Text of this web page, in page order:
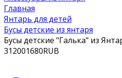
Главная
Янтарь для детей
Бусы детские из янтаря
Бусы детские "Галька" из
312001680RUB